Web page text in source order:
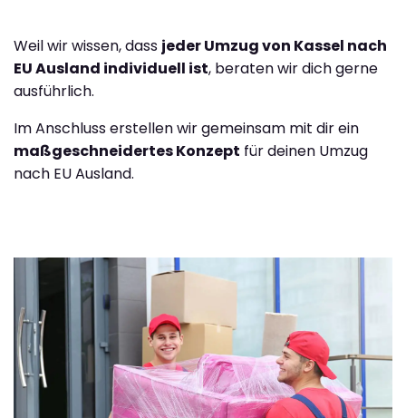
Weil wir wissen, dass jeder Umzug von Kassel nach
EU Ausland individuell ist, beraten wir dich gerne
ausführlich.
Im Anschluss erstellen wir gemeinsam mit dir ein
maßgeschneidertes Konzept für deinen Umzug
nach EU Ausland.